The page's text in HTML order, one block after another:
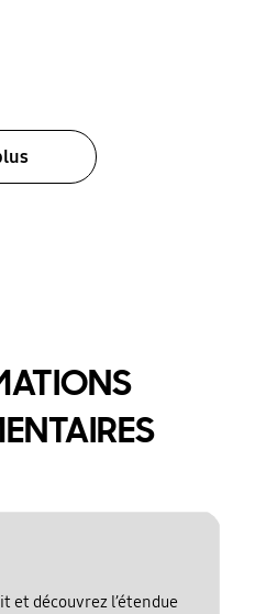
et découvrez l’étendue